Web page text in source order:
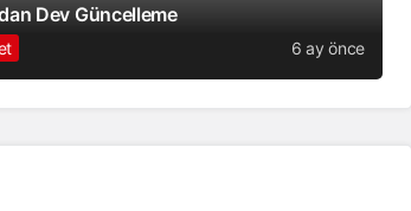
Dev Güncelleme
6 ay önce